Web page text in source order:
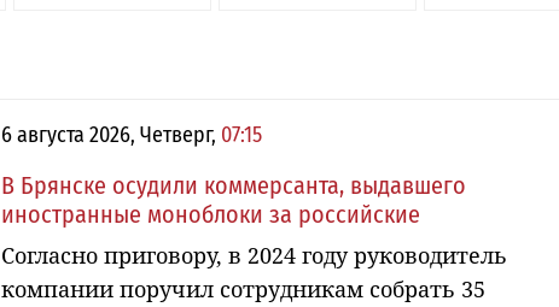
6 августа 2026, Четверг, 07:15
В Брянске осудили коммерсанта, выдавшего
иностранные моноблоки за российские
Согласно приговору, в 2024 году руководитель
компании поручил сотрудникам собрать 35